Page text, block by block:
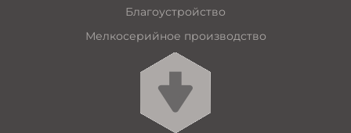
Благоустройство
Мелкосерийное производство